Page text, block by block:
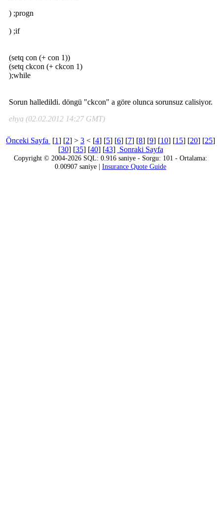
) ;progn
) ;if
(setq con (+ con 1))
(setq ckcon (+ ckcon 1)
);while
Sorun halledildi. döngü "ckcon" a göre olunca sorunsuz calisiyor.
ehya (02.02.2012 14:27 GMT)
Önceki Sayfa [1] [2] > 3 < [4] [5] [6] [7] [8] [9] [10] [15] [20] [25]
[30] [35] [40] [43] Sonraki Sayfa
Copyright © 2004-2026 SQL: 0.916 saniye - Sorgu: 101 - Ortalama:
0.00907 saniye | Insurance Quote Guide